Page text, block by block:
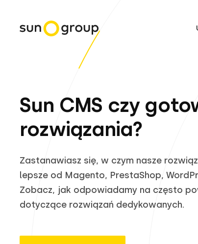
Sun CMS czy
rozwiązania?
Zastanawiasz się, w czym nasze
lepsze od Magento, PrestaShop,
Zobacz, jak odpowiadamy na często
dotyczące rozwiązań dedykowanych.